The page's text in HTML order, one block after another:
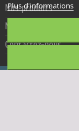
Nos produits
Notre société
Contactez-nous
Plus d'informations